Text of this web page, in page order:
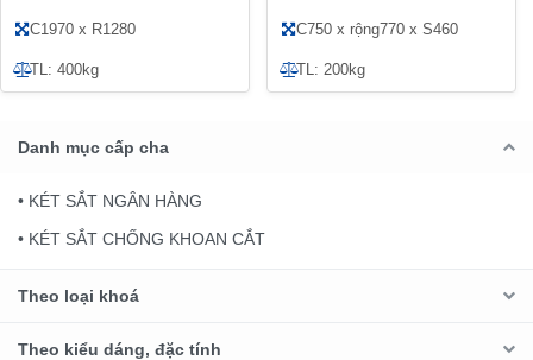
C1970 x R1280
TL: 400kg
C750 x rộng770 x S460
TL: 200kg
Danh mục cấp cha
• KÉT SẮT NGÂN HÀNG
• KÉT SẮT CHỐNG KHOAN CẮT
Theo loại khoá
Theo kiểu dáng, đặc tính